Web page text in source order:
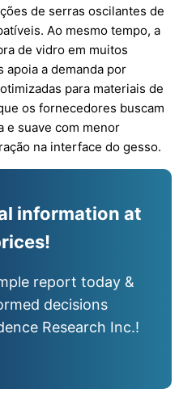
de serras oscilantes de
Ao mesmo tempo, a
de vidro em muitos
a demanda por
para materiais de
os fornecedores buscam
e suave com menor
na interface do gesso.
information at
report today &
decisions
Research Inc.!